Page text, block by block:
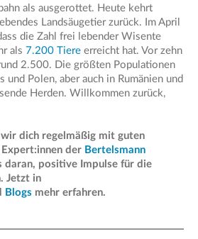
als ausgerottet. Heute kehrt
Landsäugetier zurück. Im April
die Zahl frei lebender Wisente
als 7.200 Tiere erreicht hat. Vor zehn
2.500. Die größten Populationen
und Polen, aber auch in Rumänien und
Herden. Willkommen zurück,
dich regelmäßig mit guten
Expert:innen der Bertelsmann
daran, positive Impulse für die
Jetzt in
Blogs mehr erfahren.